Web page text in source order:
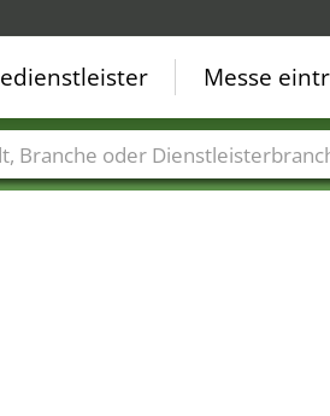
Messe
Branchen Dienstleisterbranchen